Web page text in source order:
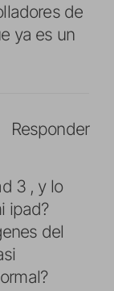
de
ya es un
3 , y lo
ipad?
del
Responder